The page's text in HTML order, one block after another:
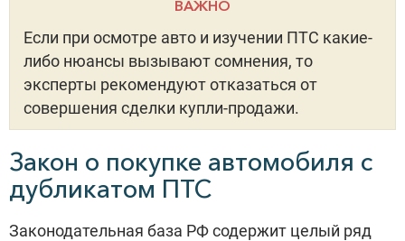
ВАЖНО
Если при осмотре авто и изучении ПТС какие-
либо нюансы вызывают сомнения, то
эксперты рекомендуют отказаться от
совершения сделки купли-продажи.
Закон о покупке автомобиля с
дубликатом ПТС
Законодательная база РФ содержит целый ряд